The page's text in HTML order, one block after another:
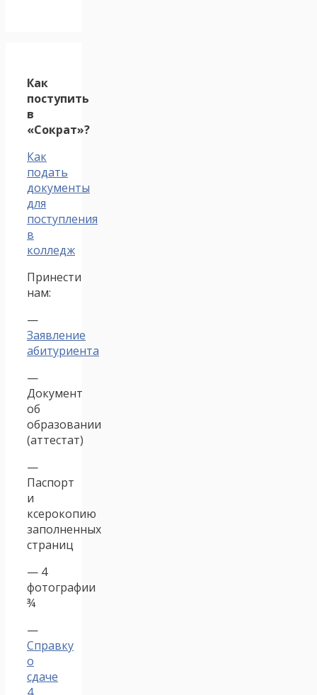
Как
поступить
в
«Сократ»?
Как
подать
документы
для
поступления
в
колледж
Принести
нам:
—
Заявление
абитуриента
—
Документ
об
образовании
(аттестат)
—
Паспорт
и
ксерокопию
заполненных
страниц
— 4
фотографии
¾
—
Справку
о
сдаче